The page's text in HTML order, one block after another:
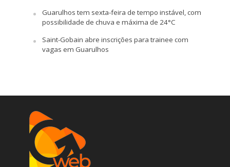
Guarulhos tem sexta-feira de tempo instável, com
possibilidade de chuva e máxima de 24°C
Saint-Gobain abre inscrições para trainee com
vagas em Guarulhos